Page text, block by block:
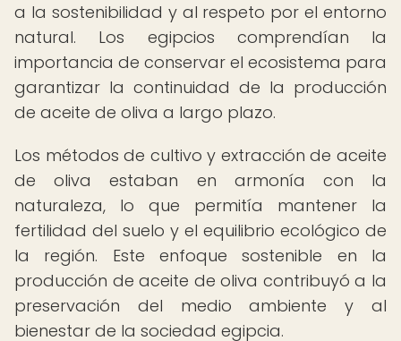
a la sostenibilidad y al respeto por el entorno
natural. Los egipcios comprendían la
importancia de conservar el ecosistema para
garantizar la continuidad de la producción
de aceite de oliva a largo plazo.
Los métodos de cultivo y extracción de aceite
de oliva estaban en armonía con la
naturaleza, lo que permitía mantener la
fertilidad del suelo y el equilibrio ecológico de
la región. Este enfoque sostenible en la
producción de aceite de oliva contribuyó a la
preservación del medio ambiente y al
bienestar de la sociedad egipcia.